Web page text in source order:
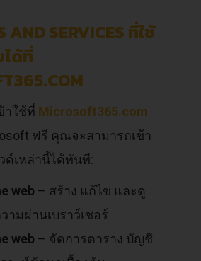
AND SERVICES ที่ใช้
ด้ที่
าใช้ที่ Microsoft365.com
ฟรี คุณจะสามารถเข้า
ด์เหล่านี้ได้ทันที:
web – สร้าง แก้ไข และดู
ามผ่านเบราว์เซอร์
web – จัดการตาราง บัญชี